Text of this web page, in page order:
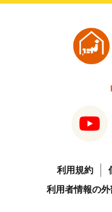
利用規約
利用者情報の